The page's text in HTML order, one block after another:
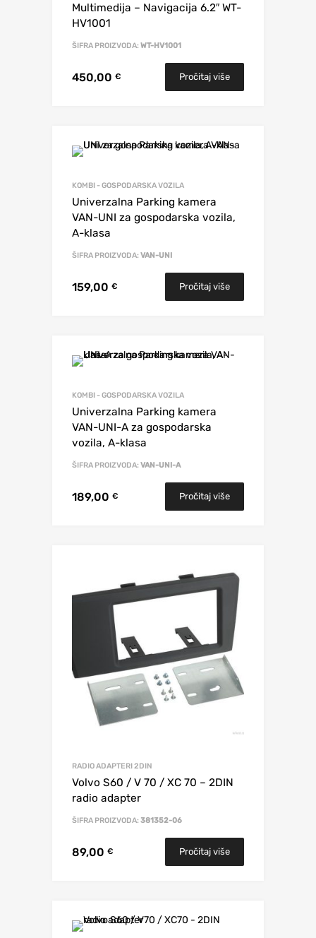
Multimedija – Navigacija 6.2″ WT-
HV1001
ŠIFRA PROIZVODA: WT-HV1001
450,00 € Pročitaj više
KOMBI - GOSPODARSKA VOZILA
Univerzalna Parking kamera
VAN-UNI za gospodarska vozila,
A-klasa
ŠIFRA PROIZVODA: VAN-UNI
159,00 € Pročitaj više
KOMBI - GOSPODARSKA VOZILA
Univerzalna Parking kamera
VAN-UNI-A za gospodarska
vozila, A-klasa
ŠIFRA PROIZVODA: VAN-UNI-A
189,00 € Pročitaj više
RADIO ADAPTERI 2DIN
Volvo S60 / V 70 / XC 70 – 2DIN
radio adapter
ŠIFRA PROIZVODA: 381352-06
89,00 € Pročitaj više